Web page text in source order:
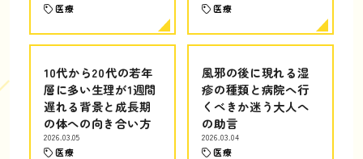
医療 医療
10代から20代の若年
層に多い生理が1週間
遅れる背景と成長期
の体への向き合い方
2026.03.05
医療
風邪の後に現れる湿
疹の種類と病院へ行
くべきか迷う大人へ
の助言
2026.03.04
医療